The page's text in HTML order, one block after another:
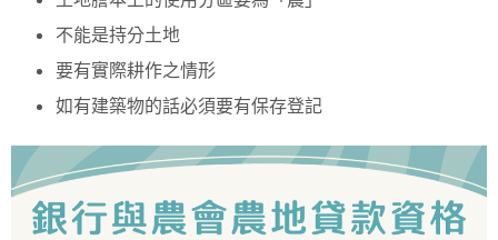
不能是持分土地
要有實際耕作之情形
如有建築物的話必須要有保存登記